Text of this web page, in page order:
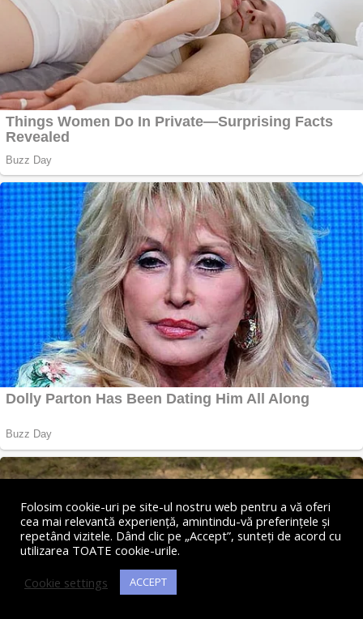
Folosim cookie-uri pe site-ul nostru web pentru a vă oferi
cea mai relevantă experiență, amintindu-vă preferințele și
repetând vizitele. Dând clic pe „Accept”, sunteți de acord cu
utilizarea TOATE cookie-urile.
Cookie settings
ACCEPT